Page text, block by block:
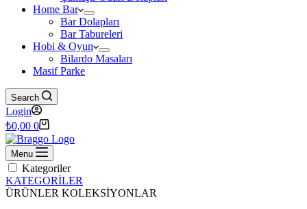
Home Bar
Bar Dolapları
Bar Tabureleri
Hobi & Oyun
Bilardo Masaları
Masif Parke
Search
Login
Shopping
cart
₺0,00 0
Menu
Kategoriler
KATEGORİLER
ÜRÜNLER KOLEKSİYONLAR